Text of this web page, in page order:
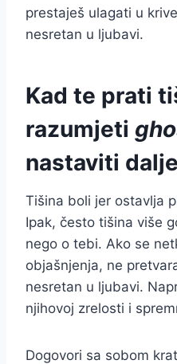
prestaješ ulagati u
nesretan u ljubavi.
Kad te prati
razumjeti
nastaviti dalje
Tišina boli jer ostavlja
Ipak, često tišina više
nego o tebi. Ako se
objašnjenja, ne
nesretan u ljubavi.
njihovoj zrelosti i
Dogovori sa sobom